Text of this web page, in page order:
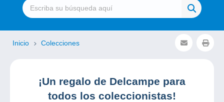
Inicio Colecciones
¡Un regalo de Delcampe para
todos los coleccionistas!